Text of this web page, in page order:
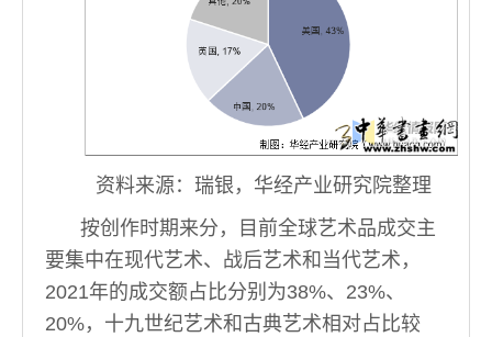
资料来源：瑞银，华经产业研究院整理
按创作时期来分，目前全球艺术品成交主
要集中在现代艺术、战后艺术和当代艺术，
2021年的成交额占比分别为38%、23%、
20%，十九世纪艺术和古典艺术相对占比较